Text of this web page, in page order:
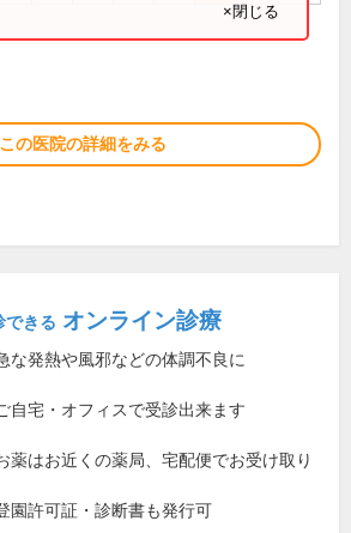
×閉じる
この医院の詳細をみる
できる オンライン診療
な発熱や風邪などの体調不良に
自宅・オフィスで受診出来ます
薬はお近くの薬局、宅配便でお受け取り
園許可証・診断書も発行可